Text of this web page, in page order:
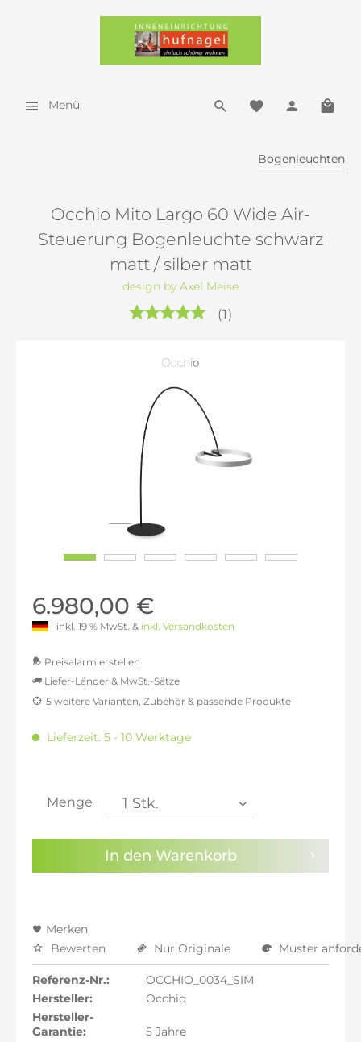
Menü
Bogenleuchten
Occhio Mito Largo 60 Wide Air-
Steuerung Bogenleuchte schwarz
matt / silber matt
design by Axel Meise
(1 )
6.980,00 €
inkl. 19 % MwSt. & inkl. Versandkosten
Preisalarm erstellen
Sie haben dieDatenschutzbestimmungenzur
Kenntnis genommen.
Liefer-Länder & MwSt.-Sätze
inkl. 16% MwSt.: 6.804,03 €
inkl. 20% MwSt.: 7.038,66 €
inkl. 21% MwSt.: 7.097,31 €
inkl. 22% MwSt.: 7.155,97 €
5 weitere Varianten, Zubehör & passende Produkte
Lieferzeit: 5 - 10 Werktage
Menge
In den Warenkorb
Merken
Bewerten
Nur Originale Muster
Referenz-Nr.:
OCCHIO_0034_SIM
Hersteller:
Occhio
Hersteller-
Garantie:
5 Jahre